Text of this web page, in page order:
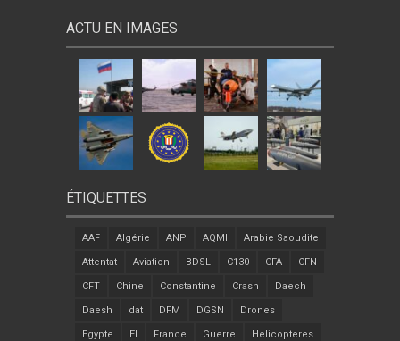
ACTU EN IMAGES
ÉTIQUETTES
AAF Algérie ANP AQMI Arabie Saoudite
Attentat Aviation BDSL C130 CFA CFN
CFT Chine Constantine Crash Daech
Daesh dat DFM DGSN Drones
Egypte EI France Guerre Helicopteres